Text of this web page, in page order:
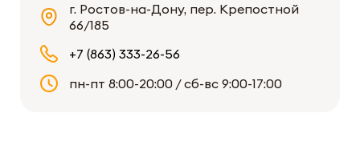
г. Ростов-на-Дону, пер. Крепостной
66/185
+7 (863) 333-26-56
пн-пт 8:00-20:00 / сб-вс 9:00-17:00